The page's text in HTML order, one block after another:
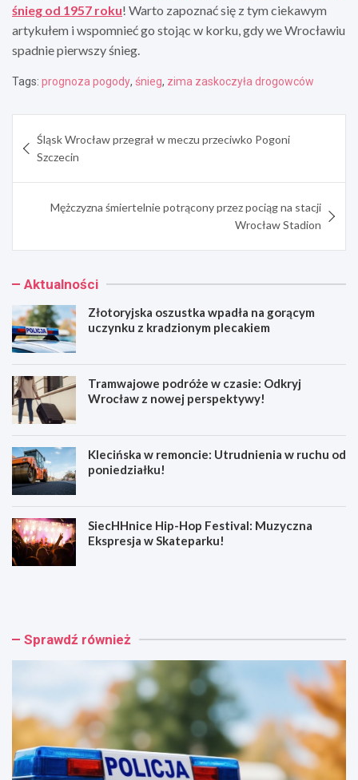
śnieg od 1957 roku! Warto zapoznać się z tym ciekawym
artykułem i wspomnieć go stojąc w korku, gdy we Wrocławiu
spadnie pierwszy śnieg.
Tags: prognoza pogody, śnieg, zima zaskoczyła drogowców
wpisu
Śląsk Wrocław przegrał w meczu przeciwko Pogoni
Szczecin
Mężczyzna śmiertelnie potrącony przez pociąg na stacji
Wrocław Stadion
Aktualności
Złotoryjska oszustka wpadła na gorącym
uczynku z kradzionym plecakiem
Tramwajowe podróże w czasie: Odkryj
Wrocław z nowej perspektywy!
Klecińska w remoncie: Utrudnienia w ruchu od
poniedziałku!
SiecHHnice Hip-Hop Festival: Muzyczna
Ekspresja w Skateparku!
Z
r
a
z
u
T
a
p
r
ó
Sprawdź również